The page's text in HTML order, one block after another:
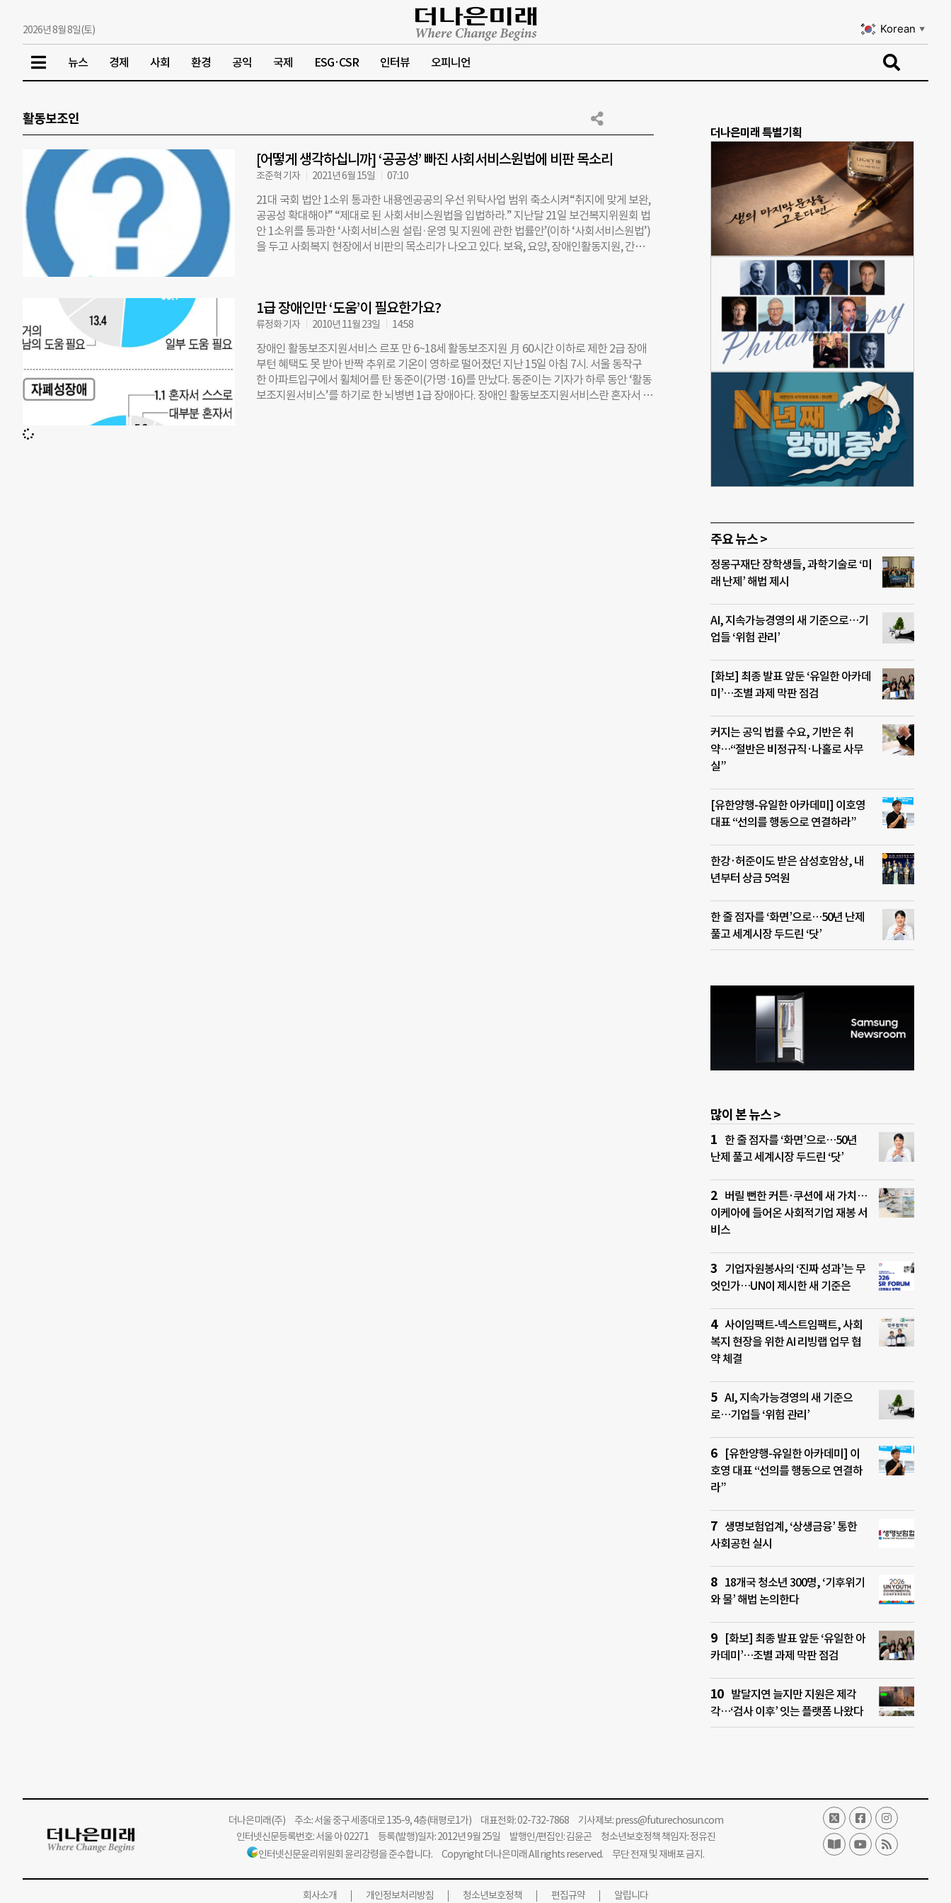
2026년 8월 8일(토) Korean ▼
뉴스 경제 사회 환경 공익 국제 ESG·CSR 인터뷰 오피니언
활동보조인
[어떻게 생각하십니까] ‘공공성’ 빠진 사회서비스원법에 비판 목소리
조준혁 기자 2021년 6월 15일 07:10
21대 국회 법안 1소위 통과한 내용엔공공의 우선 위탁사업 범위 축소시켜“취지에 맞게 보완,
공공성 확대해야” “제대로 된 사회서비스원법을 입법하라.” 지난달 21일 보건복지위원회 법
안 1소위를 통과한 ‘사회서비스원 설립·운영 및 지원에 관한 법률안’(이하 ‘사회서비스원법’)
을 두고 사회복지 현장에서 비판의 목소리가 나오고 있다. 보육, 요양, 장애인활동지원, 간병
지난 19대 대선 당시 문재인 대통령은 사회서비스의 공공성을 확보하기 위해 자체별로 ‘사회
서비스공단’을 설립하겠다는 공약을 내걸었다. 민간 중심의 사회서비스 공급 구조를 공적 서
비스로 재편한다는 취지였다. 문재인 대통령 당선 직후인 2017년 7월 국정기획자문위원회는
공약 내용을 바탕으로 사회서비스공단 추진 계획을 발표했다. 이 내용은 같은 달 15일 ‘문재
인 정부 국정 운영 5개년 계획’에 담겼다. 이듬해 설립 추진 과정에서부터 삐걱대기 시작했다.
2018년 5월 보건복지부는 ‘사회서비스공단’이라는 명칭을 ‘사회서비스원’이라는 이름으로
변경해 설립하기로 결정했다. ‘공단’이라는 용어가 건강보험이나 국민연금처럼 국가가 독점
1급 장애인만 ‘도움’이 필요한가요?
류정화 기자 2010년 11월 23일 14:58
장애인 활동보조지원서비스 르포 만 6~18세 활동보조지원 月 60시간 이하로 제한 2급 장애
부턴 혜택도 못 받아 반짝 추위로 기온이 영하로 떨어졌던 지난 15일 아침 7시. 서울 동작구
한 아파트입구에서 휠체어를 탄 동준이(가명·16)를 만났다. 동준이는 기자가 하루 동안 ‘활동
보조지원서비스’를 하기로 한 뇌병변 1급 장애아다. 장애인 활동보조지원서비스란 혼자서 일
더나은미래 특별기획
주요 뉴스 >
정몽구재단 장학생들, 과학기술로 ‘미
래 난제’ 해법 제시
AI, 지속가능경영의 새 기준으로…기
업들 ‘위험 관리’
[화보] 최종 발표 앞둔 ‘유일한 아카데
미’…조별 과제 막판 점검
커지는 공익 법률 수요, 기반은 취
약…“절반은 비정규직·나홀로 사무
실”
[유한양행-유일한 아카데미] 이호영
대표 “선의를 행동으로 연결하라”
한강·허준이도 받은 삼성호암상, 내
년부터 상금 5억원
한 줄 점자를 ‘화면’으로…50년 난제
풀고 세계시장 두드린 ‘닷’
많이 본 뉴스 >
한 줄 점자를 ‘화면’으로…50년
난제 풀고 세계시장 두드린 ‘닷’
버릴 뻔한 커튼·쿠션에 새 가치…
이케아에 들어온 사회적기업 재봉 서
비스
기업자원봉사의 ‘진짜 성과’는 무
엇인가…UN이 제시한 새 기준은
사이임팩트-넥스트임팩트, 사회
복지 현장을 위한 AI 리빙랩 업무 협
약 체결
AI, 지속가능경영의 새 기준으
로…기업들 ‘위험 관리’
[유한양행-유일한 아카데미] 이
호영 대표 “선의를 행동으로 연결하
라”
생명보험업계, ‘상생금융’ 통한
사회공헌 실시
18개국 청소년 300명, ‘기후위기
와 물’ 해법 논의한다
[화보] 최종 발표 앞둔 ‘유일한 아
카데미’…조별 과제 막판 점검
발달지연 늘지만 지원은 제각
각…‘검사 이후’ 잇는 플랫폼 나왔다
더나은미래(주)주소: 서울 중구 세종대로 135-9, 4층(태평로1가) 대표전화: 02-732-7868 기사제보:press@futurechosun.com
인터넷신문등록번호: 서울 아 02271 등록(발행)일자: 2012년 9월 25일 발행인/편집인: 김윤곤 청소년보호정책 책임자: 정유진
인터넷신문윤리위원회 윤리강령을 준수합니다. Copyright 더나은미래 All rights reserved. 무단 전재 및 재배포 금지.
회사소개 개인정보처리방침 청소년보호정책 편집규약 알립니다